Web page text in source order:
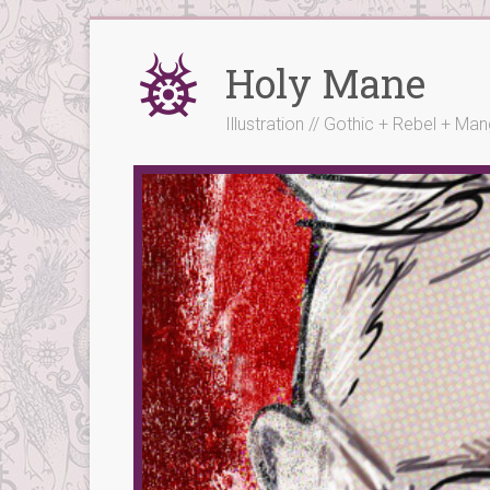
Skip
to
content
Holy Mane
Illustration // Gothic + Rebel +